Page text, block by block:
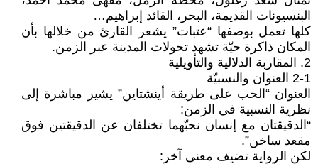
البنسيونات القديمة، البحر، القائد إبراهيم…
كلها تعمل بوصفها “عتبات” يشعر القارئ من خلالها بأن
المكان ذاكرة حيّة تشهد تحولات المدينة عبر الزمن.
2. المقاربة الدلالية والتأويلية
2-1 العنوان والنسبيّة
العنوان “الحب على طريقة أينشتاين” يشير مباشرة إلى
نظرية النسبية في الزمن:
“الدقيقتان مع إنسان نحبّهما تختلفان عن الدقيقتين فوق
مقعد ساخن”.
لكن الرواية تضيف معنى آخر: